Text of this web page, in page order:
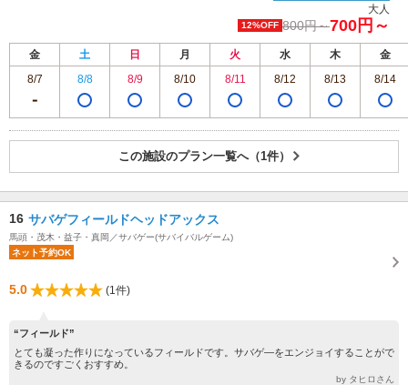
大人
12%OFF 800円～700円～
金 土 日 月 火 水 木
金
8/7
8/8 8/9 8/10 8/11 8/12 8/13 8/14
この施設のプラン一覧へ（1件）
16 サバゲフィールドヘッドアックス
馬頭・茂木・益子・真岡／サバゲー(サバイバルゲーム)
ネット予約OK
5.0 (1件)
“フィールド”
とても凝った作りになっているフィールドです。サバゲ―をエンジョイすることがで
きるのですごくおすすめ。
by タヒロさん